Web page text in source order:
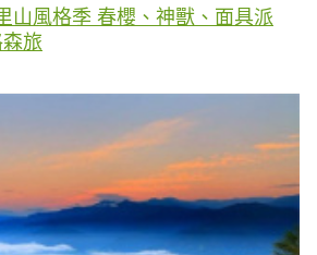
山風格季 春櫻、神獸、面具派
旅